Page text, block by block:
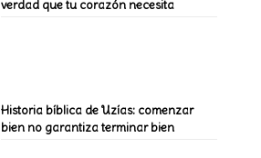
verdad que tu corazón necesita
Historia bíblica de Uzías: comenzar
bien no garantiza terminar bien